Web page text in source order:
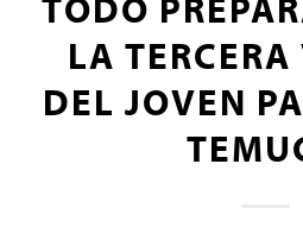
TODO
LA
DEL JOVEN